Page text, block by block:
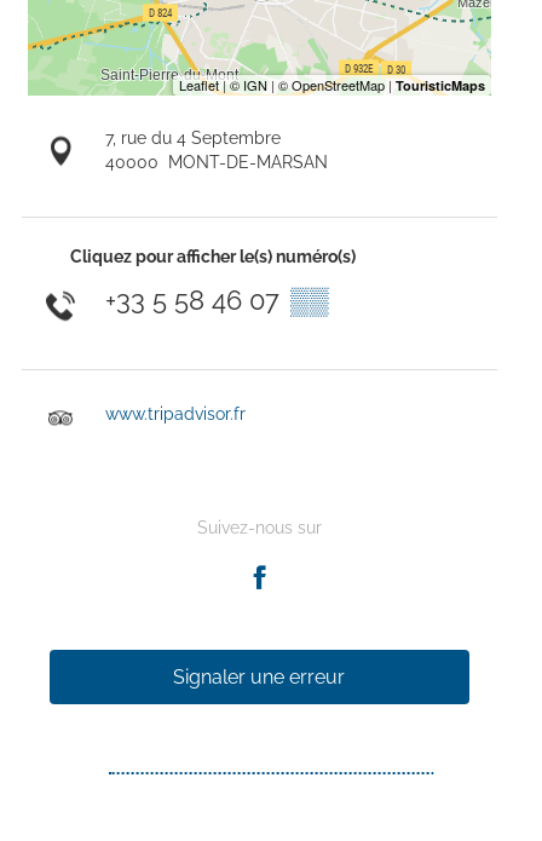
7, rue du 4 Septembre
40000 MONT-DE-MARSAN
Cliquez pour afficher le(s) numéro(s)
+33 5 58 46 07 ▒▒
www.tripadvisor.fr
Suivez-nous sur
Signaler une erreur